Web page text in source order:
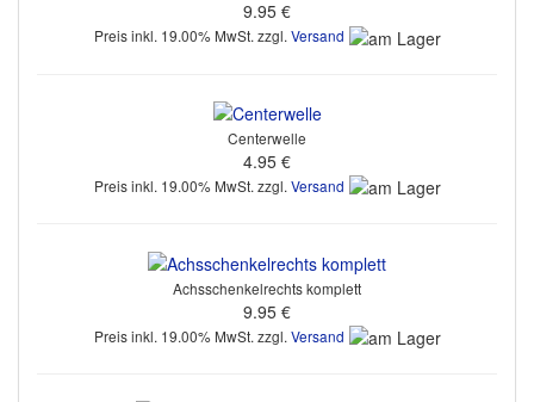
9.95 €
Preis inkl. 19.00% MwSt. zzgl. Versand
Centerwelle
4.95 €
Preis inkl. 19.00% MwSt. zzgl. Versand
Achsschenkelrechts komplett
9.95 €
Preis inkl. 19.00% MwSt. zzgl. Versand